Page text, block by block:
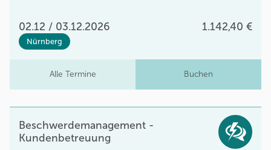
02.12 / 03.12.2026 1.142,40 €
Nürnberg
Alle Termine Buchen
Beschwerdemanagement -
Kundenbetreuung